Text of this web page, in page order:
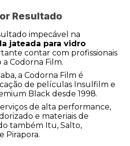
Resultado
impecável na
jateada para vidro
contar com profissionais
a Codorna Film.
a Codorna Film é
de películas Insulfilm e
Black desde 1998.
de alta performance,
e materiais de
também Itu, Salto,
Pirapora.